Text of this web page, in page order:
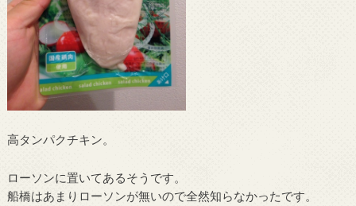
高タンパクチキン。
ローソンに置いてあるそうです。
船橋はあまりローソンが無いので全然知らなかったです。